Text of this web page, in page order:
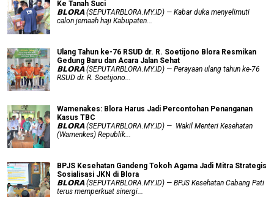
Ke Tanah Suci
𝗕𝗟𝗢𝗥𝗔 (SEPUTARBLORA.MY.ID) — Kabar duka menyelimuti
calon jemaah haji Kabupaten...
Ulang Tahun ke-76 RSUD dr. R. Soetijono Blora Resmikan
Gedung Baru dan Acara Jalan Sehat
𝗕𝗟𝗢𝗥𝗔 (SEPUTARBLORA.MY.ID) — Perayaan ulang tahun ke-76
RSUD dr. R. Soetijono...
Wamenakes: Blora Harus Jadi Percontohan Penanganan
Kasus TBC
𝗕𝗟𝗢𝗥𝗔 (SEPUTARBLORA.MY.ID) — Wakil Menteri Kesehatan
(Wamenkes) Republik...
BPJS Kesehatan Gandeng Tokoh Agama Jadi Mitra Strategis
Sosialisasi JKN di Blora
𝗕𝗟𝗢𝗥𝗔 (SEPUTARBLORA.MY.ID) — BPJS Kesehatan Cabang Pati
terus memperkuat sinergi...